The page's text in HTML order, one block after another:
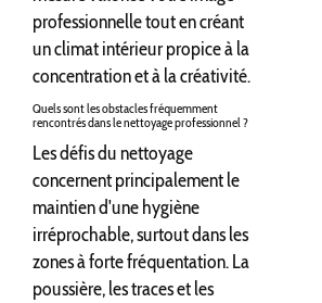
professionnelle tout en créant
un climat intérieur propice à la
concentration et à la créativité.
Quels sont les obstacles fréquemment
rencontrés dans le nettoyage professionnel ?
Les défis du nettoyage
concernent principalement le
maintien d'une hygiène
irréprochable, surtout dans les
zones à forte fréquentation. La
poussière, les traces et les